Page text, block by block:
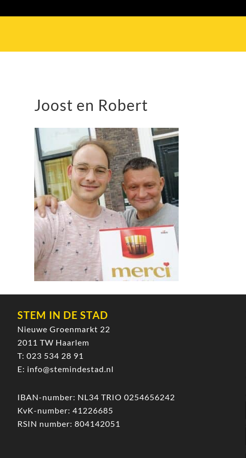
Joost en Robert
STEM IN DE STAD
Nieuwe Groenmarkt 22
2011 TW Haarlem
T: 023 534 28 91
E: info@stemindestad.nl
IBAN-number: NL34 TRIO 0254656242
KvK-number: 41226685
RSIN number: 804142051